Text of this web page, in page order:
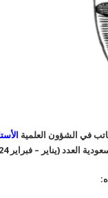
في الشؤون العلمية
العدد (يناير – فبراير 2024)